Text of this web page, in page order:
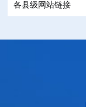
各县级网站链接